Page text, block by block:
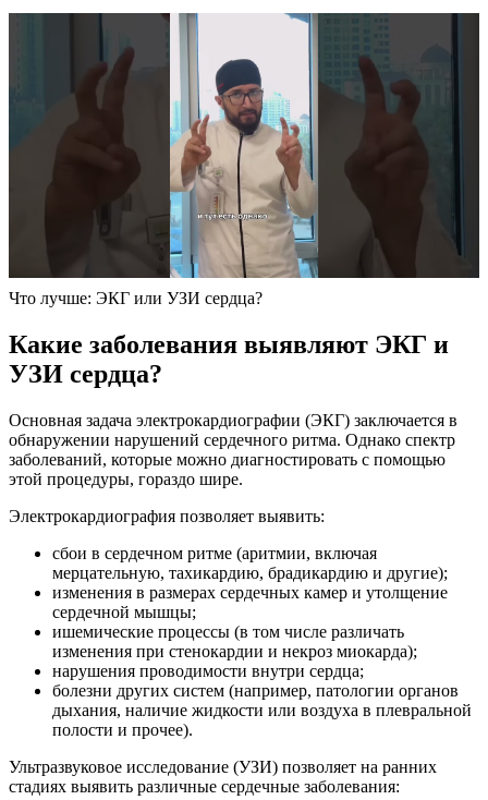
Что лучше: ЭКГ или УЗИ сердца?
Какие заболевания выявляют ЭКГ и
УЗИ сердца?
Основная задача электрокардиографии (ЭКГ) заключается в
обнаружении нарушений сердечного ритма. Однако спектр
заболеваний, которые можно диагностировать с помощью
этой процедуры, гораздо шире.
Электрокардиография позволяет выявить:
сбои в сердечном ритме (аритмии, включая
мерцательную, тахикардию, брадикардию и другие);
изменения в размерах сердечных камер и утолщение
сердечной мышцы;
ишемические процессы (в том числе различать
изменения при стенокардии и некроз миокарда);
нарушения проводимости внутри сердца;
болезни других систем (например, патологии органов
дыхания, наличие жидкости или воздуха в плевральной
полости и прочее).
Ультразвуковое исследование (УЗИ) позволяет на ранних
стадиях выявить различные сердечные заболевания: